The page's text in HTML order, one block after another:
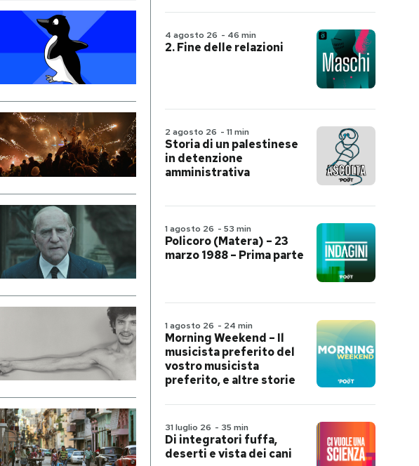
4 agosto 26 - 46 min
2. Fine delle relazioni
2 agosto 26 - 11 min
Storia di un palestinese
in detenzione
amministrativa
1 agosto 26 - 53 min
Policoro (Matera) – 23
marzo 1988 – Prima parte
1 agosto 26 - 24 min
Morning Weekend – Il
musicista preferito del
vostro musicista
preferito, e altre storie
31 luglio 26 - 35 min
Di integratori fuffa,
deserti e vista dei cani